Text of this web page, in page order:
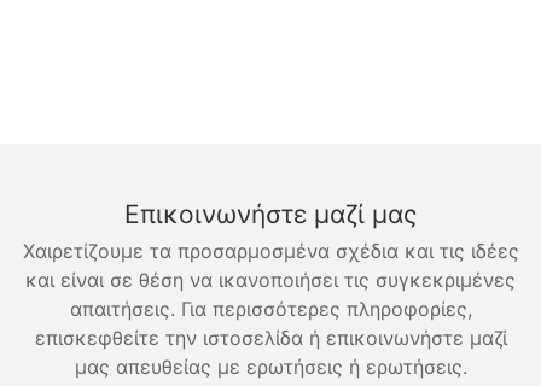
Επικοινωνήστε μαζί μας
Χαιρετίζουμε τα προσαρμοσμένα σχέδια και τις ιδέες
και είναι σε θέση να ικανοποιήσει τις συγκεκριμένες
απαιτήσεις. Για περισσότερες πληροφορίες,
επισκεφθείτε την ιστοσελίδα ή επικοινωνήστε μαζί
μας απευθείας με ερωτήσεις ή ερωτήσεις.